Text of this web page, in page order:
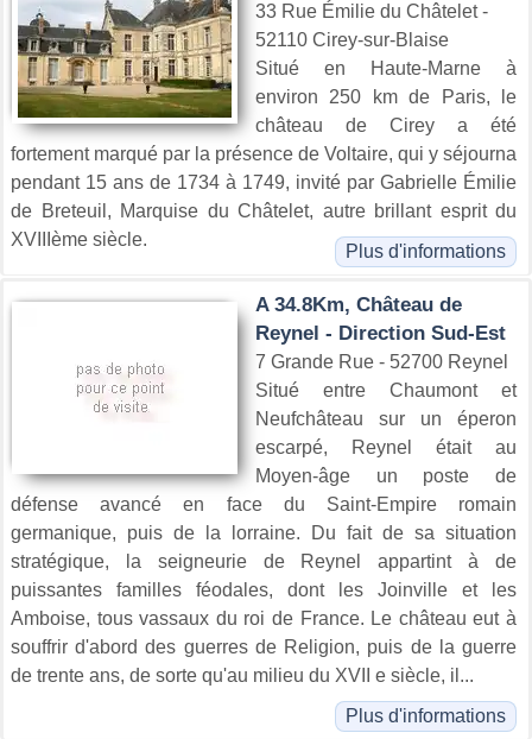
33 Rue Émilie du Châtelet -
52110 Cirey-sur-Blaise
Situé en Haute-Marne à
environ 250 km de Paris, le
château de Cirey a été
fortement marqué par la présence de Voltaire, qui y séjourna
pendant 15 ans de 1734 à 1749, invité par Gabrielle Émilie
de Breteuil, Marquise du Châtelet, autre brillant esprit du
XVIIIème siècle.
Plus d'informations
A 34.8Km, Château de
Reynel - Direction Sud-Est
7 Grande Rue - 52700 Reynel
Situé entre Chaumont et
Neufchâteau sur un éperon
escarpé, Reynel était au
Moyen-âge un poste de
défense avancé en face du Saint-Empire romain
germanique, puis de la lorraine. Du fait de sa situation
stratégique, la seigneurie de Reynel appartint à de
puissantes familles féodales, dont les Joinville et les
Amboise, tous vassaux du roi de France. Le château eut à
souffrir d'abord des guerres de Religion, puis de la guerre
de trente ans, de sorte qu'au milieu du XVII e siècle, il...
Plus d'informations